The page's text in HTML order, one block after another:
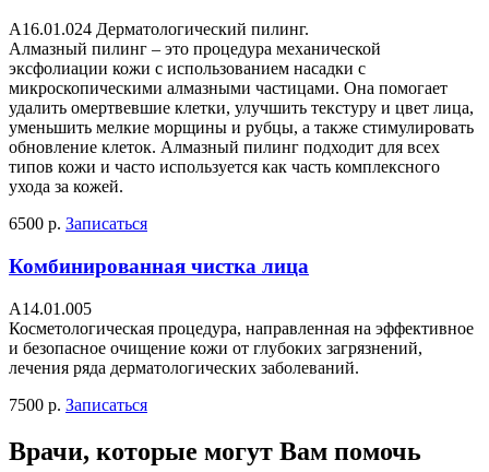
A16.01.024 Дерматологический пилинг.
Алмазный пилинг – это процедура механической
эксфолиации кожи с использованием насадки с
микроскопическими алмазными частицами. Она помогает
удалить омертвевшие клетки, улучшить текстуру и цвет лица,
уменьшить мелкие морщины и рубцы, а также стимулировать
обновление клеток. Алмазный пилинг подходит для всех
типов кожи и часто используется как часть комплексного
ухода за кожей.
6500 р. Записаться
Комбинированная чистка лица
А14.01.005
Косметологическая процедура, направленная на эффективное
и безопасное очищение кожи от глубоких загрязнений,
лечения ряда дерматологических заболеваний.
7500 р. Записаться
Врачи, которые могут Вам помочь